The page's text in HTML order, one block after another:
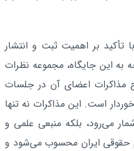
تأکید بر اهمیت ثبت و انتشار
به این جایگاه، مجموعه نظرات
مذاکرات اعضای آن در جلسات
است. این مذاکرات نه تنها
می‌رود، بلکه منبعی علمی و
حقوقی ایران محسوب می‌شود و